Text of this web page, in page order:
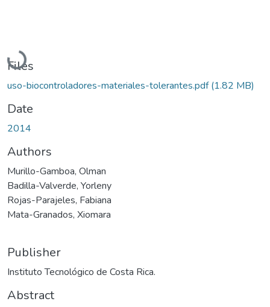
Loading...
Files
uso-biocontroladores-materiales-tolerantes.pdf(1.82 MB)
Date
2014
Authors
Murillo-Gamboa, Olman
Badilla-Valverde, Yorleny
Rojas-Parajeles, Fabiana
Mata-Granados, Xiomara
Publisher
Instituto Tecnológico de Costa Rica.
Abstract